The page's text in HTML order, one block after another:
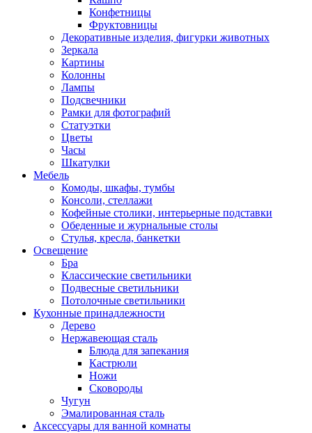
Конфетницы
Фруктовницы
Декоративные изделия, фигурки животных
Зеркала
Картины
Колонны
Лампы
Подсвечники
Рамки для фотографий
Статуэтки
Цветы
Часы
Шкатулки
Мебель
Комоды, шкафы, тумбы
Консоли, стеллажи
Кофейные столики, интерьерные подставки
Обеденные и журнальные столы
Стулья, кресла, банкетки
Освещение
Бра
Классические светильники
Подвесные светильники
Потолочные светильники
Кухонные принадлежности
Дерево
Нержавеющая сталь
Блюда для запекания
Кастрюли
Ножи
Сковороды
Чугун
Эмалированная сталь
Аксессуары для ванной комнаты